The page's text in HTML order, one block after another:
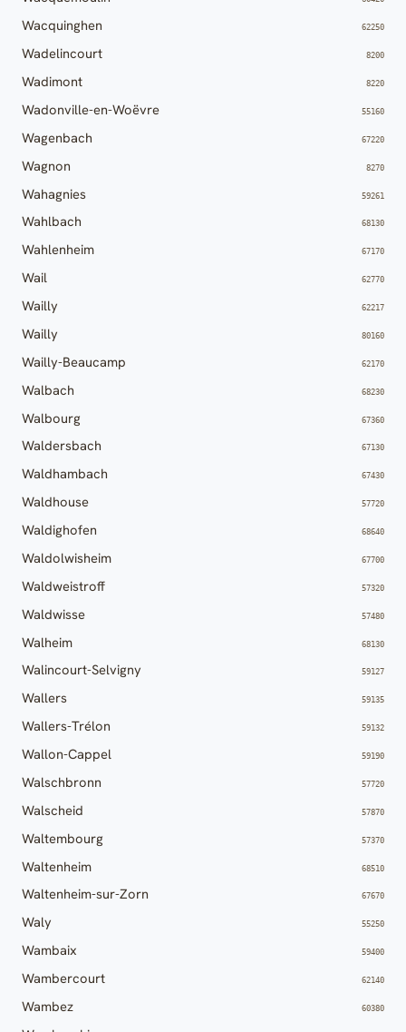
Wacquinghen 62250
Wadelincourt 8200
Wadimont 8220
Wadonville-en-Woëvre 55160
Wagenbach 67220
Wagnon 8270
Wahagnies 59261
Wahlbach 68130
Wahlenheim 67170
Wail 62770
Wailly 62217
Wailly 80160
Wailly-Beaucamp 62170
Walbach 68230
Walbourg 67360
Waldersbach 67130
Waldhambach 67430
Waldhouse 57720
Waldighofen 68640
Waldolwisheim 67700
Waldweistroff 57320
Waldwisse 57480
Walheim 68130
Walincourt-Selvigny 59127
Wallers 59135
Wallers-Trélon 59132
Wallon-Cappel 59190
Walschbronn 57720
Walscheid 57870
Waltembourg 57370
Waltenheim 68510
Waltenheim-sur-Zorn 67670
Waly 55250
Wambaix 59400
Wambercourt 62140
Wambez 60380